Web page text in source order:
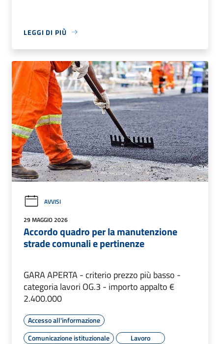
LEGGI DI PIÙ
AVVISI
29 MAGGIO 2026
Accordo quadro per la manutenzione
strade comunali e pertinenze
GARA APERTA - criterio prezzo più basso -
categoria lavori OG.3 - importo appalto €
2.400.000
Accesso all'informazione
Comunicazione istituzionale
Lavoro